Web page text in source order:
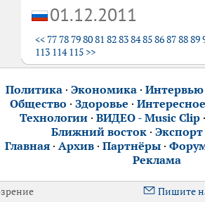
01.12.2011
<< 77 78 798081 8283848586878889
113 114 115 >>
Политика· Экономика· Интервью
Общество · Здоровье · Интересное
Технологии· ВИДЕО - Music Clip
Ближний восток ·
Главная· Архив· Партнёры·
Реклама
Пишите